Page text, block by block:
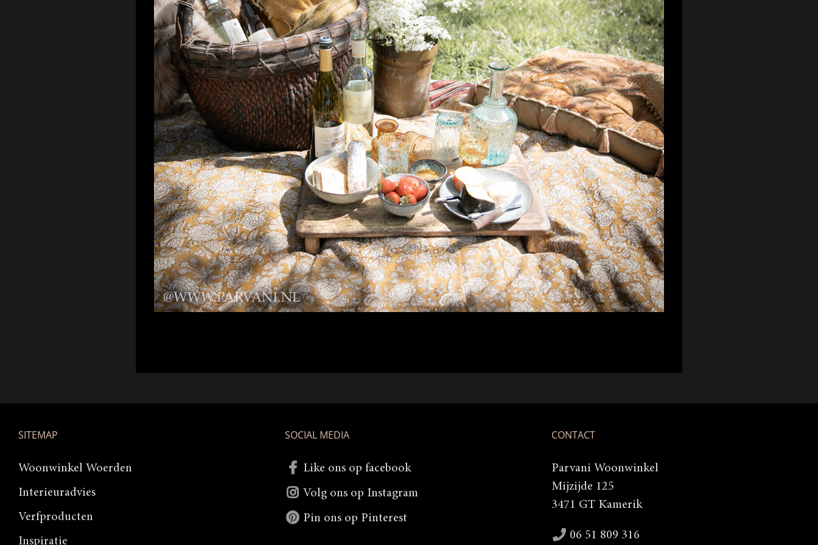
SITEMAP
Woonwinkel Woerden
Interieuradvies
Verfproducten
Inspiratie
SOCIAL MEDIA
Like ons op facebook
Volg ons op Instagram
Pin ons op Pinterest
CONTACT
Parvani Woonwinkel
Mijzijde 125
3471 GT Kamerik
06 51 809 316